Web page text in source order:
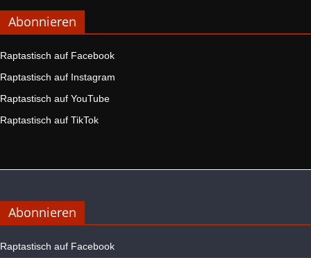
Abonnieren
Raptastisch auf Facebook
Raptastisch auf Instagram
Raptastisch auf YouTube
Raptastisch auf TikTok
Abonnieren
Raptastisch auf Facebook